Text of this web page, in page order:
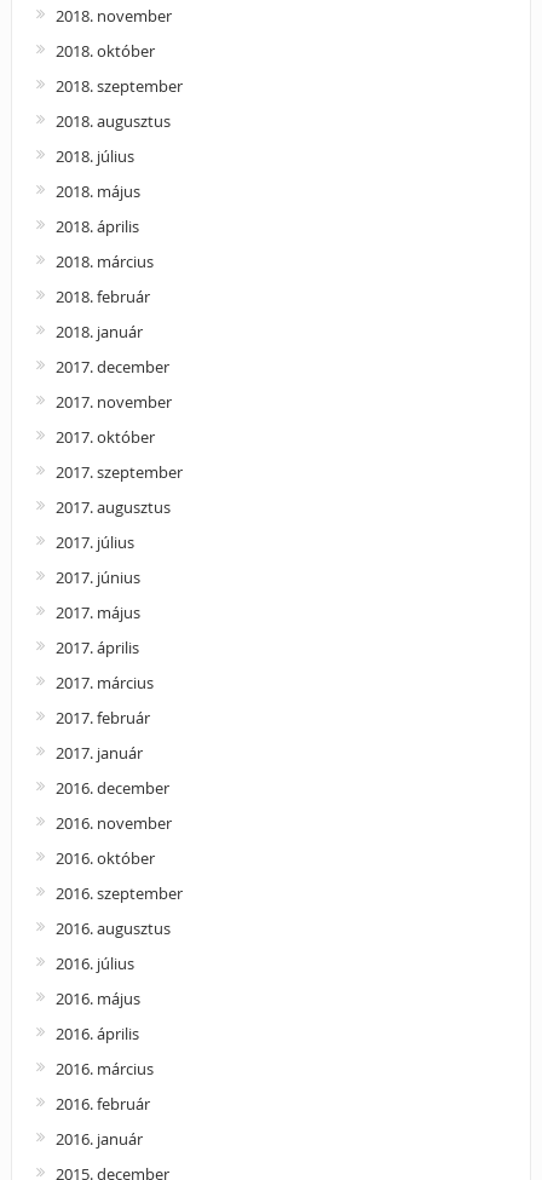
2018. november
2018. október
2018. szeptember
2018. augusztus
2018. július
2018. május
2018. április
2018. március
2018. február
2018. január
2017. december
2017. november
2017. október
2017. szeptember
2017. augusztus
2017. július
2017. június
2017. május
2017. április
2017. március
2017. február
2017. január
2016. december
2016. november
2016. október
2016. szeptember
2016. augusztus
2016. július
2016. május
2016. április
2016. március
2016. február
2016. január
2015. december